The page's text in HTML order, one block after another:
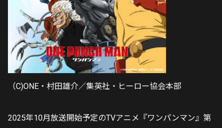
（C)ONE・村田雄介／集英社・ヒーロー協会本部
2025年10月放送開始予定のTVアニメ『ワンパンマン』第